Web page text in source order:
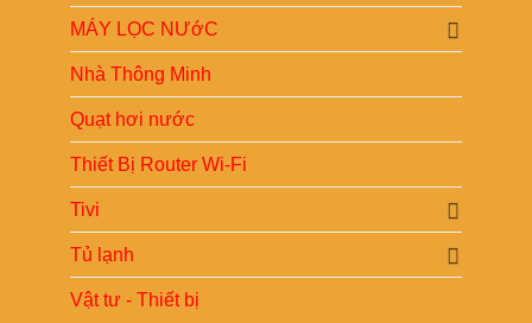
MÁY LỌC NƯớC
Nhà Thông Minh
Quạt hơi nước
Thiết Bị Router Wi-Fi
Tivi
Tủ lạnh
Vật tư - Thiết bị